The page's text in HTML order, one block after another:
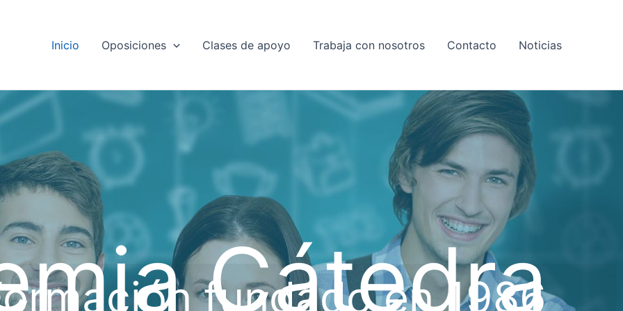
Inicio Oposiciones Clases de apoyo Trabaja con nosotros Contacto Noticias
Cátedra
fundado en 1986